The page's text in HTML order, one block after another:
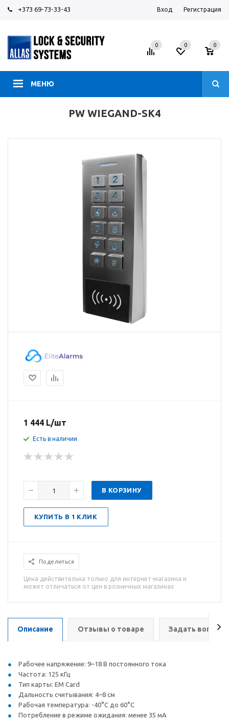
+373 69-73-33-43 Вход Регистрация
МЕНЮ
0 0 0
PW WIEGAND-SK4
1 444 L/шт
Есть в наличии
В КОРЗИНУ
КУПИТЬ В 1 КЛИК
Поделиться
Цена действительна только для интернет-магазина и
может отличаться от цен в розничных магазинах
Описание Отзывы о товаре Задать вопрос
Рабочее напряжение: 9–18 В постоянного тока
Частота: 125 кГц
Тип карты: EM Card
Дальность считывания: 4–8 см
Рабочая температура: -40°C до 60°C
Потребление в режиме ожидания: менее 35 мА